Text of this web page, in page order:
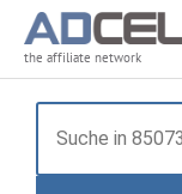
the affiliate network